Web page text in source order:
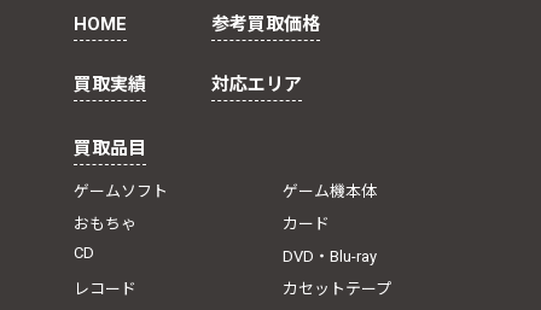
HOME 参考買取価格
買取実績 対応エリア
買取品目
ゲームソフト
ゲーム機本体
おもちゃ
カード
CD
DVD・Blu-ray
レコード
カセットテープ